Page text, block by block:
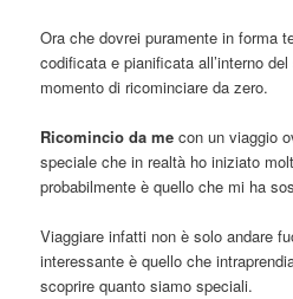
Ora che dovrei puramente in forma
codificata e pianificata all’interno
momento di ricominciare da zero.
Ricomincio da me con un viaggio
speciale che in realtà ho iniziato
probabilmente è quello che mi ha
Viaggiare infatti non è solo andare
interessante è quello che
scoprire quanto siamo speciali.